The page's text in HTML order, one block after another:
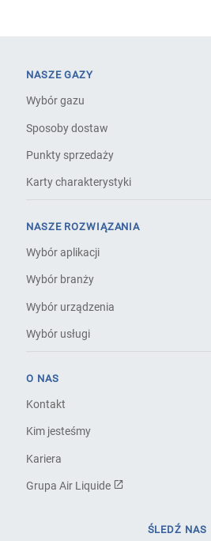
NASZE GAZY
Wybór gazu
Sposoby dostaw
Punkty sprzedaży
Karty charakterystyki
NASZE ROZWIĄZANIA
Wybór aplikacji
Wybór branży
Wybór urządzenia
Wybór usługi
O NAS
Kontakt
Kim jesteśmy
Kariera
Grupa Air Liquide
ŚLEDŹ NAS